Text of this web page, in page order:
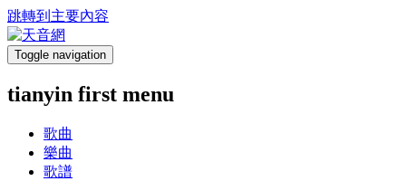
跳轉到主要內容
Toggle navigation
tianyin first menu
歌曲
樂曲
歌譜